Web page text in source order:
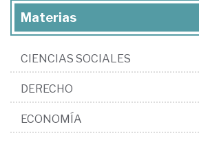
Materias
CIENCIAS SOCIALES
DERECHO
ECONOMÍA